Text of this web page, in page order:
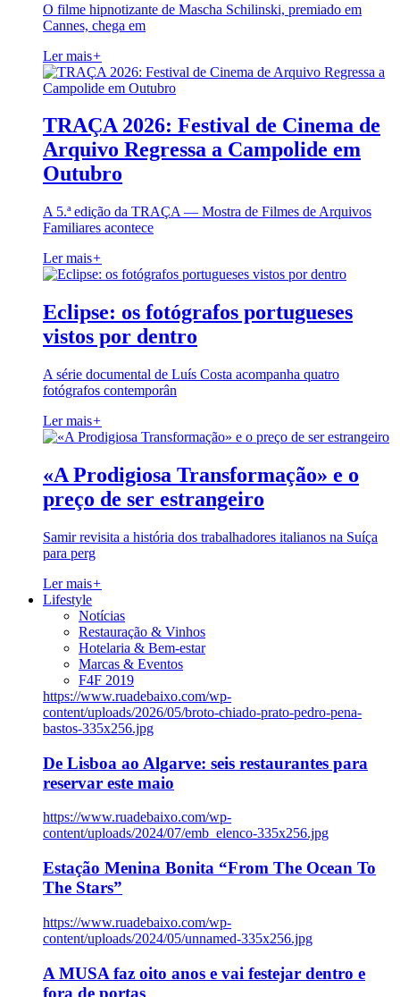
O filme hipnotizante de Mascha Schilinski, premiado em
Cannes, chega em
Ler mais+
TRAÇA 2026: Festival de Cinema de
Arquivo Regressa a Campolide em
Outubro
A 5.ª edição da TRAÇA — Mostra de Filmes de Arquivos
Familiares acontece
Ler mais+
Eclipse: os fotógrafos portugueses
vistos por dentro
A série documental de Luís Costa acompanha quatro
fotógrafos contemporân
Ler mais+
«A Prodigiosa Transformação» e o
preço de ser estrangeiro
Samir revisita a história dos trabalhadores italianos na Suíça
para perg
Ler mais+
Lifestyle
Notícias
Restauração & Vinhos
Hotelaria & Bem-estar
Marcas & Eventos
F4F 2019
https://www.ruadebaixo.com/wp-
content/uploads/2026/05/broto-chiado-prato-pedro-pena-
bastos-335x256.jpg
De Lisboa ao Algarve: seis restaurantes para
reservar este maio
https://www.ruadebaixo.com/wp-
content/uploads/2024/07/emb_elenco-335x256.jpg
Estação Menina Bonita “From The Ocean To
The Stars”
https://www.ruadebaixo.com/wp-
content/uploads/2024/05/unnamed-335x256.jpg
A MUSA faz oito anos e vai festejar dentro e
fora de portas